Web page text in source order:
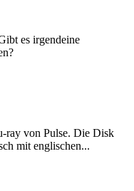
es irgendeine
ray von Pulse. Die Disk
mit englischen...